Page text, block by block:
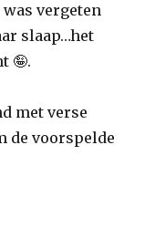
vergeten
slaap…het
🤪.
met verse
de voorspelde